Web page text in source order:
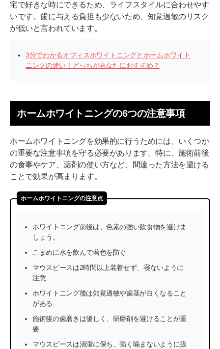
宅で好きな時にできるため、ライフスタイルに合わせやす
いです。歯に与える負担も少ないため、知覚過敏のリスク
が低いと言われています​。
3分でわかるオフィスホワイトニングとホームホワイト
ニングの違い！どっちがあなたにおすすめ？
ホームホワイトニングの6つの注意事項
ホームホワイトニングを効果的に行うためには、いくつか
の重要な注意事項を守る必要があります。特に、施術前後
の食事やケア、薬剤の使い方など、間違った方法を避ける
ことで効果が高まります。
ホームホワイトニングの注意点
ホワイトニング前後は、色素の強い飲食物を避けま
しょう。
こまめに水を飲んで着色を防ぐ
マウスピースは2時間以上装着せず、寝ないように
注意
ホワイトニング後は知覚過敏や歯茎が白くなること
がある
施術後の歯磨きは優しく、研磨剤を避けることが重
要
マウスピースは清潔に保ち、強く噛まないように扱